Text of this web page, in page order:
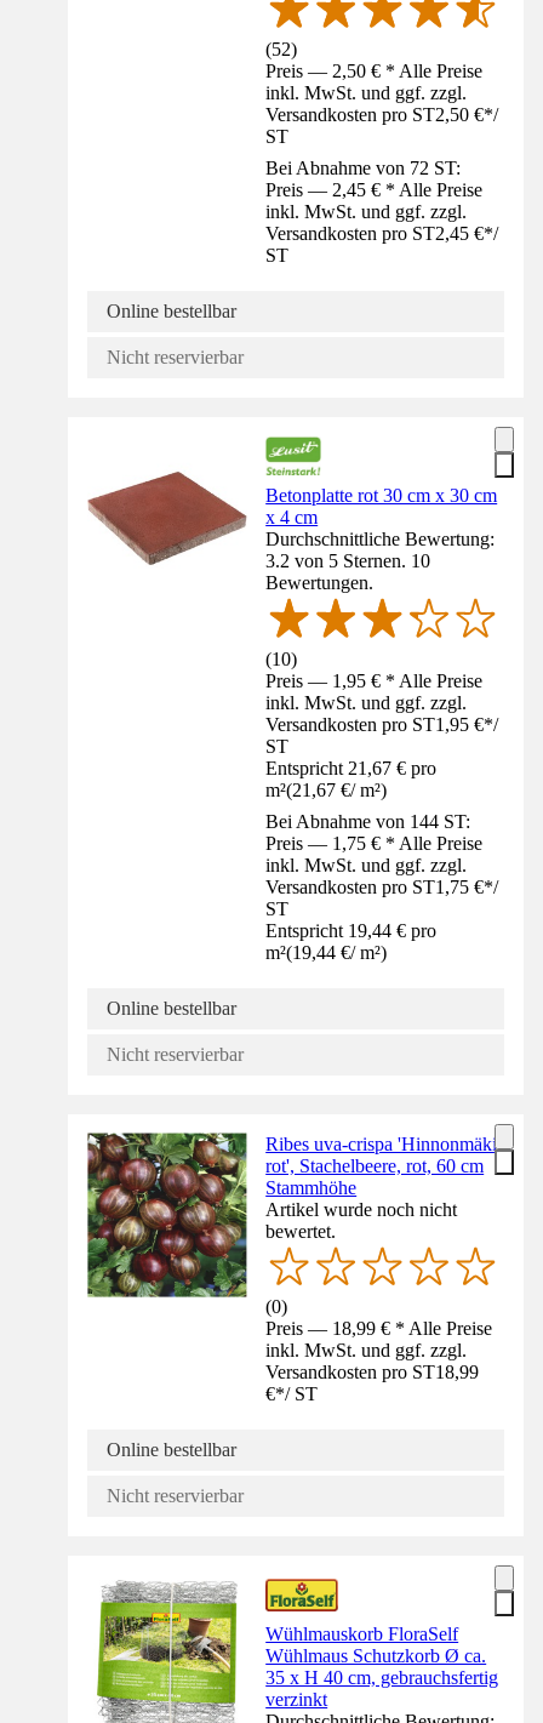
(52)
Preis — 2,50 € * Alle Preise
inkl. MwSt. und ggf. zzgl.
Versandkosten pro ST2,50 €*/
ST
Bei Abnahme von 72 ST:
Preis — 2,45 € * Alle Preise
inkl. MwSt. und ggf. zzgl.
Versandkosten pro ST2,45 €*/
ST
Online bestellbar
Nicht reservierbar
Betonplatte rot 30 cm x 30 cm
x 4 cm
Durchschnittliche Bewertung:
3.2 von 5 Sternen. 10
Bewertungen.
(10)
Preis — 1,95 € * Alle Preise
inkl. MwSt. und ggf. zzgl.
Versandkosten pro ST1,95 €*/
ST
Entspricht 21,67 € pro
m²(21,67 €/ m²)
Bei Abnahme von 144 ST:
Preis — 1,75 € * Alle Preise
inkl. MwSt. und ggf. zzgl.
Versandkosten pro ST1,75 €*/
ST
Entspricht 19,44 € pro
m²(19,44 €/ m²)
Online bestellbar
Nicht reservierbar
Ribes uva-crispa 'Hinnonmäki
rot', Stachelbeere, rot, 60 cm
Stammhöhe
Artikel wurde noch nicht
bewertet.
(0)
Preis — 18,99 € * Alle Preise
inkl. MwSt. und ggf. zzgl.
Versandkosten pro ST18,99
€*/ ST
Online bestellbar
Nicht reservierbar
Wühlmauskorb FloraSelf
Wühlmaus Schutzkorb Ø ca.
35 x H 40 cm, gebrauchsfertig
verzinkt